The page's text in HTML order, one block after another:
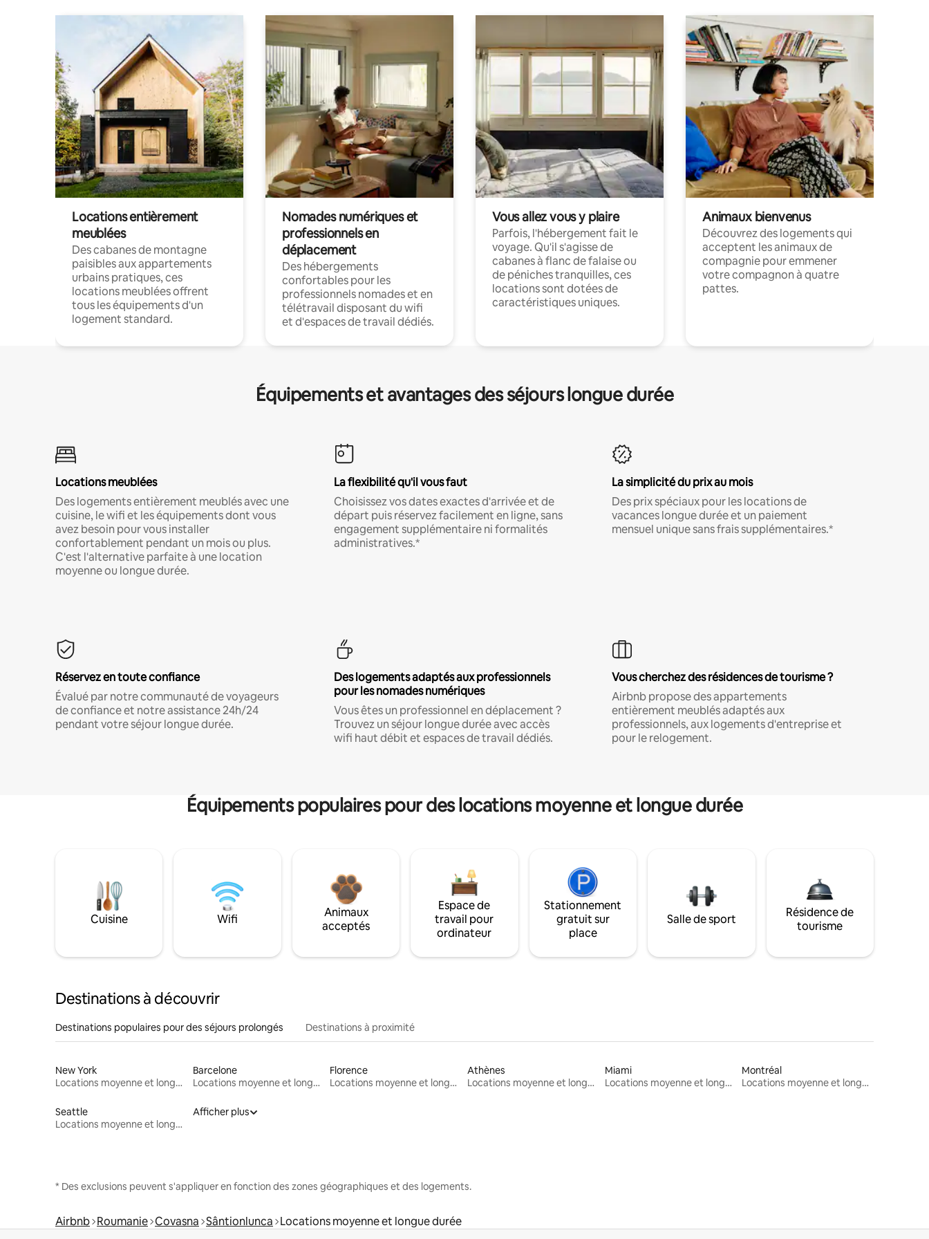
Locations entièrement
meublées
Des cabanes de montagne
paisibles aux appartements
urbains pratiques, ces
locations meublées offrent
tous les équipements d'un
logement standard.
Nomades numériques et
professionnels en
déplacement
Des hébergements
confortables pour les
professionnels nomades et en
télétravail disposant du wifi
et d'espaces de travail dédiés.
Vous allez vous y plaire
Parfois, l'hébergement fait le
voyage. Qu'il s'agisse de
cabanes à flanc de falaise ou
de péniches tranquilles, ces
locations sont dotées de
caractéristiques uniques.
Animaux bienvenus
Découvrez des logements qui
acceptent les animaux de
compagnie pour emmener
votre compagnon à quatre
pattes.
Équipements et avantages des séjours longue durée
Locations meublées
Des logements entièrement meublés avec une
cuisine, le wifi et les équipements dont vous
avez besoin pour vous installer
confortablement pendant un mois ou plus.
C'est l'alternative parfaite à une location
moyenne ou longue durée.
La flexibilité qu'il vous faut
Choisissez vos dates exactes d'arrivée et de
départ puis réservez facilement en ligne, sans
engagement supplémentaire ni formalités
administratives.*
La simplicité du prix au mois
Des prix spéciaux pour les locations de
vacances longue durée et un paiement
mensuel unique sans frais supplémentaires.*
Réservez en toute confiance
Évalué par notre communauté de voyageurs
de confiance et notre assistance 24h/24
pendant votre séjour longue durée.
Des logements adaptés aux professionnels
pour les nomades numériques
Vous êtes un professionnel en déplacement ?
Trouvez un séjour longue durée avec accès
wifi haut débit et espaces de travail dédiés.
Vous cherchez des résidences de tourisme ?
Airbnb propose des appartements
entièrement meublés adaptés aux
professionnels, aux logements d'entreprise et
pour le relogement.
Équipements populaires pour des locations moyenne et longue durée
Cuisine Wifi
Animaux
acceptés
Espace de
travail pour
ordinateur
Stationnement
gratuit sur
place
Salle de sport
Résidence de
tourisme
Destinations à découvrir
Destinations populaires pour des séjours prolongés Destinations à proximité
New York
Locations moyenne et longue durée
Barcelone
Locations moyenne et longue durée
Florence
Locations moyenne et longue durée
Athènes
Locations moyenne et longue durée
Miami
Locations moyenne et longue durée
Montréal
Locations moyenne et longue durée
Seattle
Locations moyenne et longue durée
Afficher plus
* Des exclusions peuvent s'appliquer en fonction des zones géographiques et des logements.
Airbnb Roumanie Covasna Sântionlunca Locations moyenne et longue durée